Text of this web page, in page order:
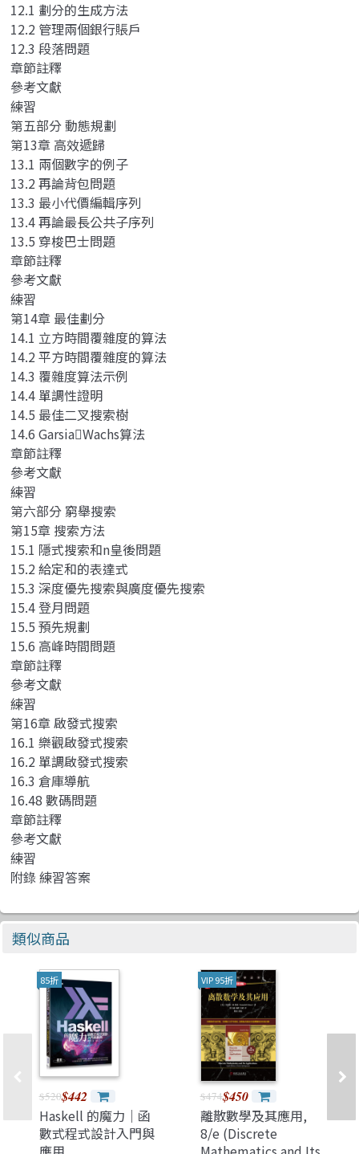
12.1 劃分的生成方法
12.2 管理兩個銀行賬戶
12.3 段落問題
章節註釋
參考文獻
練習
第五部分 動態規劃
第13章 高效遞歸
13.1 兩個數字的例子
13.2 再論背包問題
13.3 最小代價編輯序列
13.4 再論最長公共子序列
13.5 穿梭巴士問題
章節註釋
參考文獻
練習
第14章 最佳劃分
14.1 立方時間覆雜度的算法
14.2 平方時間覆雜度的算法
14.3 覆雜度算法示例
14.4 單調性證明
14.5 最佳二叉搜索樹
14.6 GarsiaWachs算法
章節註釋
參考文獻
練習
第六部分 窮舉搜索
第15章 搜索方法
15.1 隱式搜索和n皇後問題
15.2 給定和的表達式
15.3 深度優先搜索與廣度優先搜索
15.4 登月問題
15.5 預先規劃
15.6 高峰時間問題
章節註釋
參考文獻
練習
第16章 啟發式搜索
16.1 樂觀啟發式搜索
16.2 單調啟發式搜索
16.3 倉庫導航
16.48 數碼問題
章節註釋
參考文獻
練習
附錄 練習答案
類似商品
85折
$520$442
Haskell 的魔力｜函
數式程式設計入門與
VIP 95折
$474$450
離散數學及其應用,
8/e (Discrete